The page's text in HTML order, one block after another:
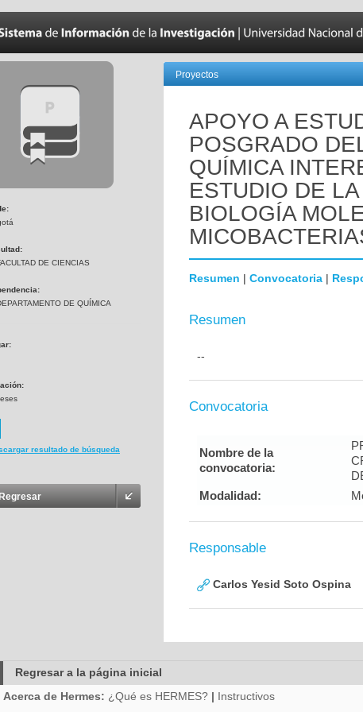
DE CIENCIAS
DE QUÍMICA
resultado de búsqueda
Regresar
Proyectos
APOYO A
POSGRADO
QUÍMICA
ESTUDIO DE
BIOLOGÍA
Resumen | Convocatoria |
Resumen
--
Convocatoria
Nombre de la
convocatoria:
Modalidad:
Responsable
Carlos Yesid Soto Ospina
Regresar a la página inicial
Acerca de Hermes: ¿Qué es HERMES? | Instructivos